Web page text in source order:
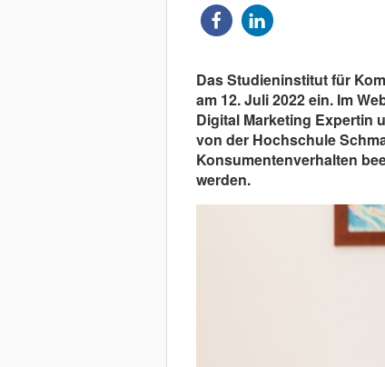
Das Studieninstitut für
am 12. Juli 2022 ein. Im
Digital Marketing Expertin
von der Hochschule
Konsumentenverhalten
werden.